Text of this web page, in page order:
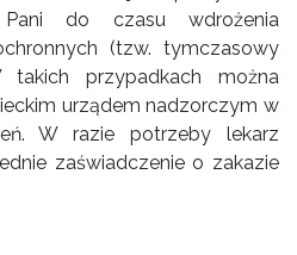
do czasu wdrożenia
(tzw. tymczasowy
takich przypadkach można
urządem nadzorczym w
W razie potrzeby lekarz
zaświadczenie o zakazie